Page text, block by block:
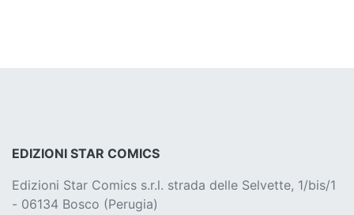
EDIZIONI STAR COMICS
Edizioni Star Comics s.r.l. strada delle Selvette, 1/bis/1
- 06134 Bosco (Perugia)